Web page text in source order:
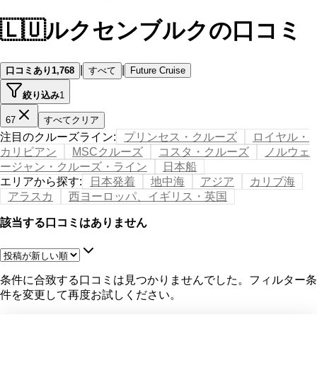
🇱🇺ルクセンブルクの口コミ
口コミあり1,768 すべて Future Cruise
絞り込み1
67 すべてクリア
注目のクルーズライン: プリンセス・クルーズ
ロイヤル・
カリビアン
MSCクルーズ コスタ・クルーズ
ノルウェ
ージャン・クルーズ・ライン
日本船
エリアから探す: 日本発着 地中海 アジア
カリブ海
アラスカ
西ヨーロッパ、イギリス・英国
該当する口コミはありません
条件に合致する口コミは見つかりませんでした。フィルター条
件を変更して再度お試しください。